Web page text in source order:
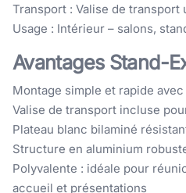
Transport : Valise de
Usage : Intérieur – salons,
Avantages Stand-
Montage simple et rapide
Valise de transport incluse
Plateau blanc bilaminé
Structure en aluminium
Polyvalente : idéale pour
accueil et présentations